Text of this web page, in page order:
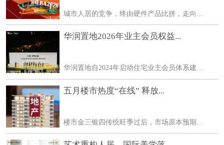
华润置地2026年业主会员权益...
五月楼市热度“在线” 释放...